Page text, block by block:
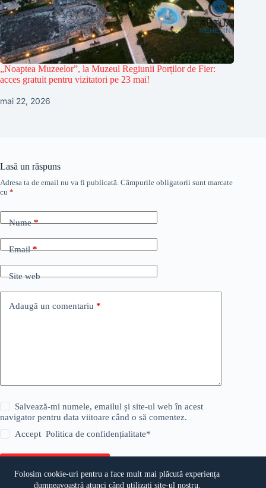
Folosim cookie-uri pentru a face mult mai plăcută experiența
dumneavoastră atunci când utilizați site-ul nostru.
„Noaptea Muzeelor”, la Muzeul Regiunii Porților de Fier:
acces gratuit pentru vizitatori pe 23 mai!
mai 22, 2026
Lasă un răspuns
Adresa ta de email nu va fi publicată. Câmpurile obligatorii sunt marcate
cu *
Nume*
Email*
Site web
Adaugă un comentariu *
Salvează-mi numele, emailul și site-ul web în acest
navigator pentru data viitoare când o să comentez.
AcceptPolitica de confidențialitate*